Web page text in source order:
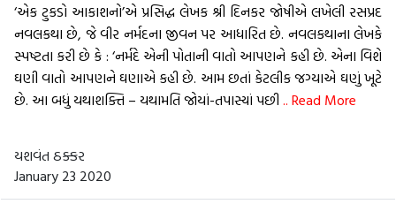
‘એક ટુકડો આકાશનો’એ પ્રસિદ્ધ લેખક શ્રી દિનકર જોષીએ લખેલી રસપ્રદ
નવલકથા છે, જે વીર નર્મદના જીવન પર આધારિત છે. નવલકથાના લેખકે
સ્પષ્ટતા કરી છે કે : ‘નર્મદે એની પોતાની વાતો આપણને કહી છે. એના વિશે
ઘણી વાતો આપણને ઘણાએ કહી છે. આમ છતાં કેટલીક જગ્યાએ ઘણું ખૂટે
છે. આ બધું યથાશક્તિ – યથામતિ જોયાં-તપાસ્યાં પછી .. Read More
યશવંત ઠક્કર
January 23 2020